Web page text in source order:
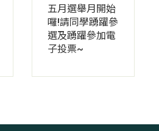
五月選舉月開始
囉!請同學踴躍參
選及踴躍參加電
子投票~